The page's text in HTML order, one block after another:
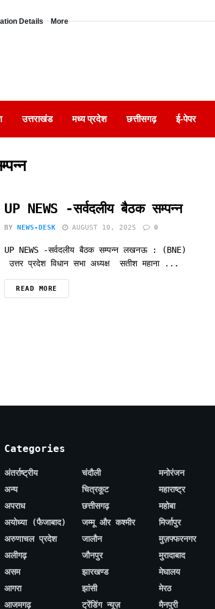
Details More
उत्तराखंड मध्य प्रदेश छत्तीसगढ़ ई-पेपर
UP NEWS -सर्वदलीय बैठक सम्पन्न
BY NEWS-DESK AUGUST 10, 2025 0
UP NEWS -सर्वदलीय बैठक सम्पन्न लखनऊ : (BNE)
उत्तर प्रदेश विधान सभा अध्यक्ष सतीश महाना ...
READ MORE
Categories
अंतर्राष्ट्रीय
अन्य
अपराध
अयोध्या (फैजाबाद)
अरुणाचल प्रदेश
अलीगढ़
असम
आगरा
आजमगढ़
चंदौली
चित्रकूट
छत्तीसगढ़
जम्मू और कश्मीर
जालौन
जौनपुर
झारखण्ड
झांसी
ट्रेंडिंग न्यूज़
मनोरंजन
महाराष्ट्र
महोबा
मिर्जापुर
मुज़फ्फरनगर
मुरादाबाद
मेघालय
मेरठ
मैनपुरी